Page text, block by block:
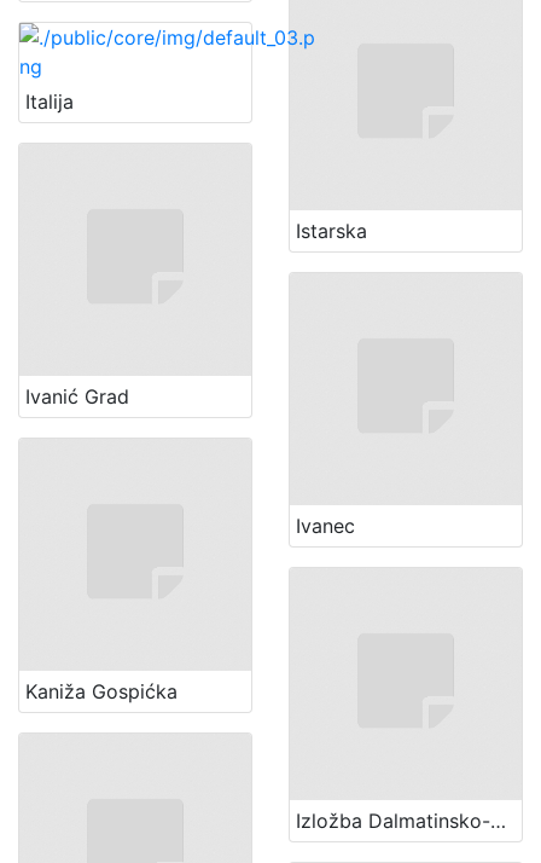
Istarska
Italija
Ivanec
Ivanić Grad
Izložba Dalmatinsko-hrvatsko-slavonska (1 ; 1864 ; Zagreb)
Kaniža Gospićka